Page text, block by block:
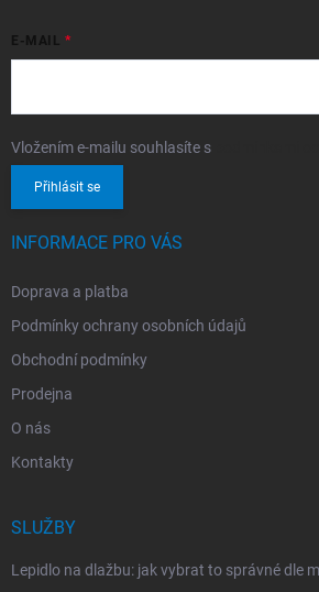
E-MAIL
Vložením e-mailu souhlasíte s
Přihlásit se
INFORMACE PRO VÁS
Doprava a platba
Podmínky ochrany osobních údajů
Obchodní podmínky
Prodejna
O nás
Kontakty
SLUŽBY
Lepidlo na dlažbu: jak vybrat to správné dle